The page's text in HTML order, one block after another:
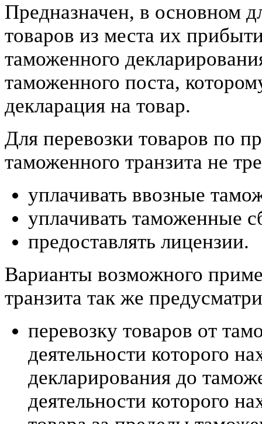
Предназначен, в основном
товаров из места их
таможенного
таможенного поста,
декларация на товар.
Для перевозки товаров по
таможенного транзита не
уплачивать ввозные
уплачивать таможенные
предоставлять лицензии.
Варианты возможного
транзита так же
перевозку товаров от
деятельности которого
декларирования до
деятельности которого